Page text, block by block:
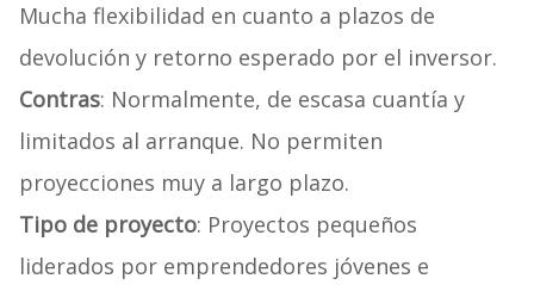
Mucha flexibilidad en cuanto a plazos de
devolución y retorno esperado por el inversor.
Contras: Normalmente, de escasa cuantía y
limitados al arranque. No permiten
proyecciones muy a largo plazo.
Tipo de proyecto: Proyectos pequeños
liderados por emprendedores jóvenes e